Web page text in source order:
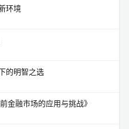
环境
的明智之选
金融市场的应用与挑战》